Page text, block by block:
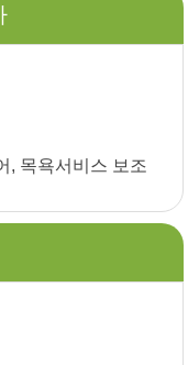
, 목욕서비스 보조